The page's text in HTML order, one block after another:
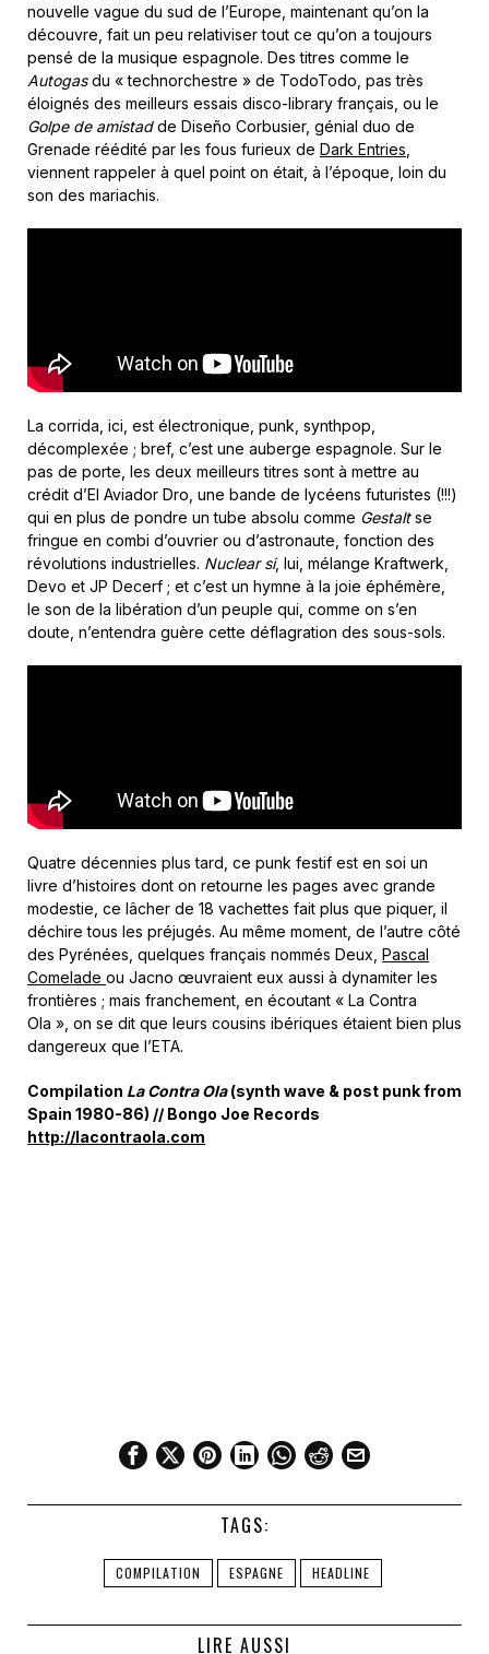
nouvelle vague du sud de l’Europe, maintenant qu’on la
découvre, fait un peu relativiser tout ce qu’on a toujours
pensé de la musique espagnole. Des titres comme le
Autogasdu « technorchestre » de TodoTodo, pas très
éloignés des meilleurs essais disco-library français, ou le
Golpe de amistadde Diseño Corbusier, génial duo de
Grenade réédité par les fous furieux de Dark Entries
viennent rappeler à quel point on était, à l’époque, loin du
son des mariachis.
La corrida, ici, est électronique, punk, synthpop,
décomplexée ; bref, c’est une auberge espagnole. Sur le
pas de porte, les deux meilleurs titres sont à mettre au
crédit d’El Aviador Dro, une bande de lycéens futuristes (!!!)
qui en plus de pondre un tube absolu comme Gestaltse
fringue en combi d’ouvrier ou d’astronaute, fonction des
révolutions industrielles. Nuclear si, lui, mélange Kraftwerk,
Devo et JP Decerf ; et c’est un hymne à la joie éphémère,
le son de la libération d’un peuple qui, comme on s’en
doute, n’entendra guère cette déflagration des sous-sols.
Quatre décennies plus tard, ce punk festif est en soi un
livre d’histoires dont on retourne les pages avec grande
modestie, ce lâcher de 18 vachettes fait plus que piquer, il
déchire tous les préjugés. Au même moment, de l’autre côté
des Pyrénées, quelques français nommés Deux, Pascal
Comelade ou Jacno œuvraient eux aussi à dynamiter les
frontières ; mais franchement, en écoutant « La Contra
Ola », on se dit que leurs cousins ibériques étaient bien plus
dangereux que l’ETA.
Compilation La Contra Ola(synth wave & post punk from
Spain 1980-86) // Bongo Joe Records
http://lacontraola.com
TAGS:
COMPILATION ESPAGNE HEADLINE
LIRE AUSSI